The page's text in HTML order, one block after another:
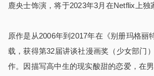
鹿央士饰演，将于2023年3月在Netflix 上独
原作是从2006年到 2017年在《别册玛格丽
载，获得第32届讲谈社漫画奖（少女部门
作。因描写高中生的现实酸甜的恋爱，在